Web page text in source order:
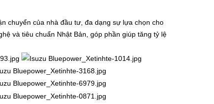
chuyển của nhà đầu tư, đa dạng sự lựa chọn cho
và tiêu chuẩn Nhật Bản, góp phần giúp tăng tỷ lệ